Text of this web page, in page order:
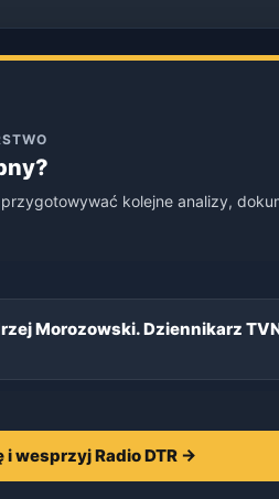
kolejne analizy,
Morozowski. Dziennikarz
i wesprzyj Radio DTR →